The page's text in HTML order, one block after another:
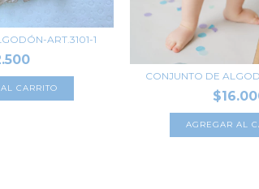
ART.3101-1
CARRITO
CONJUNTO DE
AGREGAR AL